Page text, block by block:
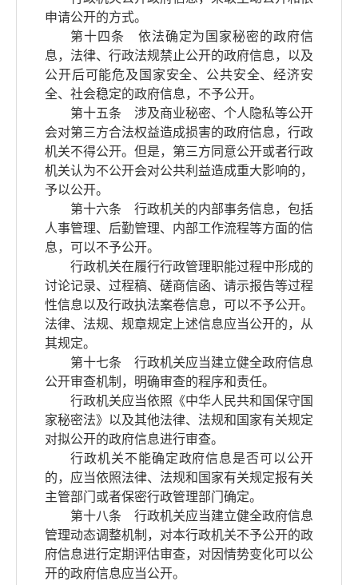
申请公开的方式。
第十四条 依法确定为国家秘密的政府信
息，法律、行政法规禁止公开的政府信息，以及
公开后可能危及国家安全、公共安全、经济安
全、社会稳定的政府信息，不予公开。
第十五条 涉及商业秘密、个人隐私等公开
会对第三方合法权益造成损害的政府信息，行政
机关不得公开。但是，第三方同意公开或者行政
机关认为不公开会对公共利益造成重大影响的，
予以公开。
第十六条 行政机关的内部事务信息，包括
人事管理、后勤管理、内部工作流程等方面的信
息，可以不予公开。
行政机关在履行行政管理职能过程中形成的
讨论记录、过程稿、磋商信函、请示报告等过程
性信息以及行政执法案卷信息，可以不予公开。
法律、法规、规章规定上述信息应当公开的，从
其规定。
第十七条 行政机关应当建立健全政府信息
公开审查机制，明确审查的程序和责任。
行政机关应当依照《中华人民共和国保守国
家秘密法》以及其他法律、法规和国家有关规定
对拟公开的政府信息进行审查。
行政机关不能确定政府信息是否可以公开
的，应当依照法律、法规和国家有关规定报有关
主管部门或者保密行政管理部门确定。
第十八条 行政机关应当建立健全政府信息
管理动态调整机制，对本行政机关不予公开的政
府信息进行定期评估审查，对因情势变化可以公
开的政府信息应当公开。